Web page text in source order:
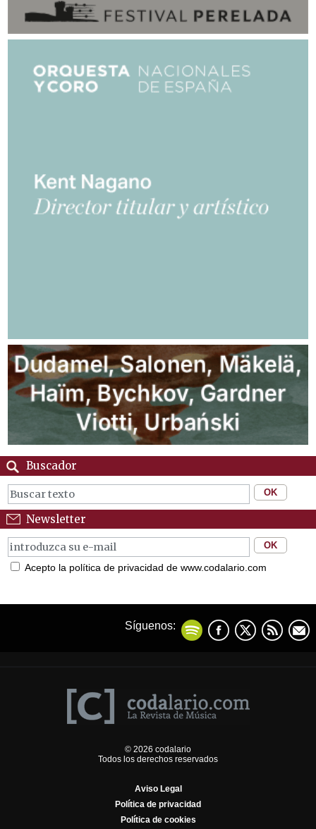
Buscador
Newsletter
Acepto la política de privacidad de www.codalario.com
Síguenos:
© 2026 codalario
Todos los derechos reservados
Aviso Legal
Política de privacidad
Política de cookies